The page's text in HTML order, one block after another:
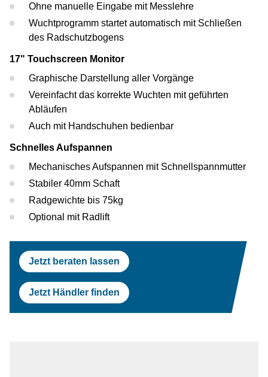
Ohne manuelle Eingabe mit Messlehre
Wuchtprogramm startet automatisch mit Schließen
des Radschutzbogens
17" Touchscreen Monitor
Graphische Darstellung aller Vorgänge
Vereinfacht das korrekte Wuchten mit geführten
Abläufen
Auch mit Handschuhen bedienbar
Schnelles Aufspannen
Mechanisches Aufspannen mit Schnellspannmutter
Stabiler 40mm Schaft
Radgewichte bis 75kg
Optional mit Radlift
Jetzt beraten lassen
Jetzt Händler finden